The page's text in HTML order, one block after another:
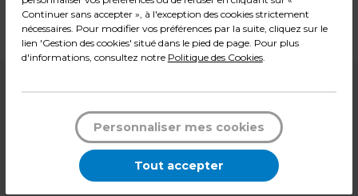
Dimensions : L 100 x H 40 cm
Poids : 2,26 kg
8,79€ HT
6,49€ HT
+ éco-mobilier0,29€
8,14€ TTC*
Continuer sans accepter », à l'exception des cookies strictement
nécessaires. Pour modifier vos préférences par la suite, cliquez sur le
lien 'Gestion des cookies' situé dans le pied de page. Pour plus
d'informations, consultez notre Politique des Cookies.
Personnaliser mes cookies
Tout accepter